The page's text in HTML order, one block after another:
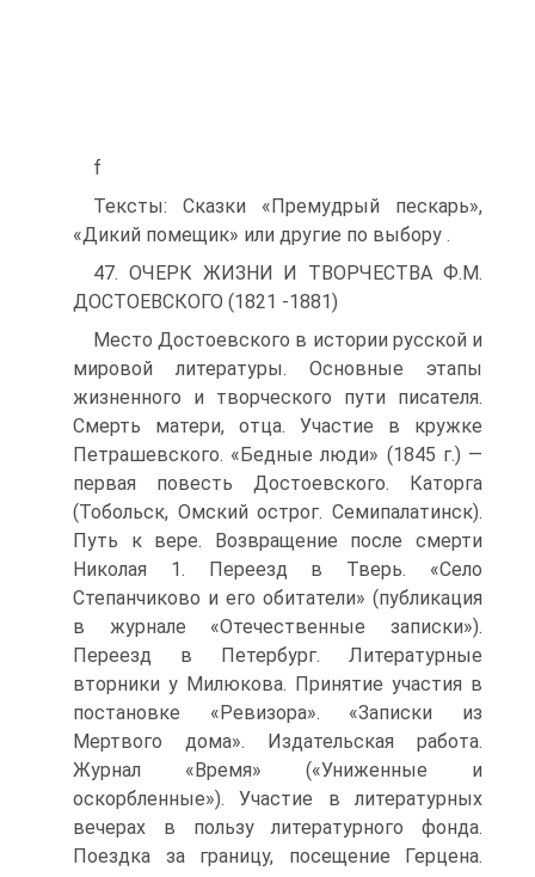
f
Тексты: Сказки «Премудрый пескарь»,
«Дикий помещик» или другие по выбору .
47. ОЧЕРК ЖИЗНИ И ТВОРЧЕСТВА Ф.М.
ДОСТОЕВСКОГО (1821 -1881)
Место Достоевского в истории русской и
мировой литературы. Основные этапы
жизненного и творческого пути писателя.
Смерть матери, отца. Участие в кружке
Петрашевского. «Бедные люди» (1845 г.) —
первая повесть Достоевского. Каторга
(Тобольск, Омский острог. Семипалатинск).
Путь к вере. Возвращение после смерти
Николая 1. Переезд в Тверь. «Село
Степанчиково и его обитатели» (публикация
в журнале «Отечественные записки»).
Переезд в Петербург. Литературные
вторники у Милюкова. Принятие участия в
постановке «Ревизора». «Записки из
Мертвого дома». Издательская работа.
Журнал «Время» («Униженные и
оскорбленные»). Участие в литературных
вечерах в пользу литературного фонда.
Поездка за границу, посещение Герцена.